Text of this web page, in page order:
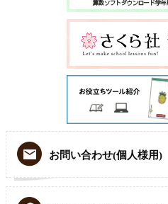
お問い合わせ(個人様用)